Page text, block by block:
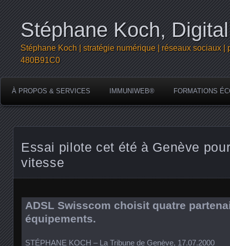
Stéphane Koch,
Stéphane Koch | stratégie numérique | réseaux sociaux
480B91C0
À PROPOS & SERVICES IMMUNIWEB® FORMATIONS
Essai pilote cet été à Genève
vitesse
ADSL Swisscom choisit quatre
équipements.
STÉPHANE KOCH – La Tribune de Genève, 17.07.2000